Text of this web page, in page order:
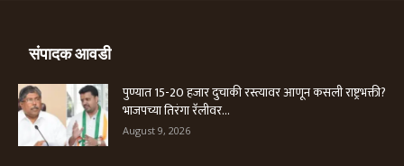
संपादक आवडी
पुण्यात 15-20 हजार दुचाकी रस्त्यावर आणून कसली राष्ट्रभक्ती?
भाजपच्या तिरंगा रॅलीवर...
August 9, 2026